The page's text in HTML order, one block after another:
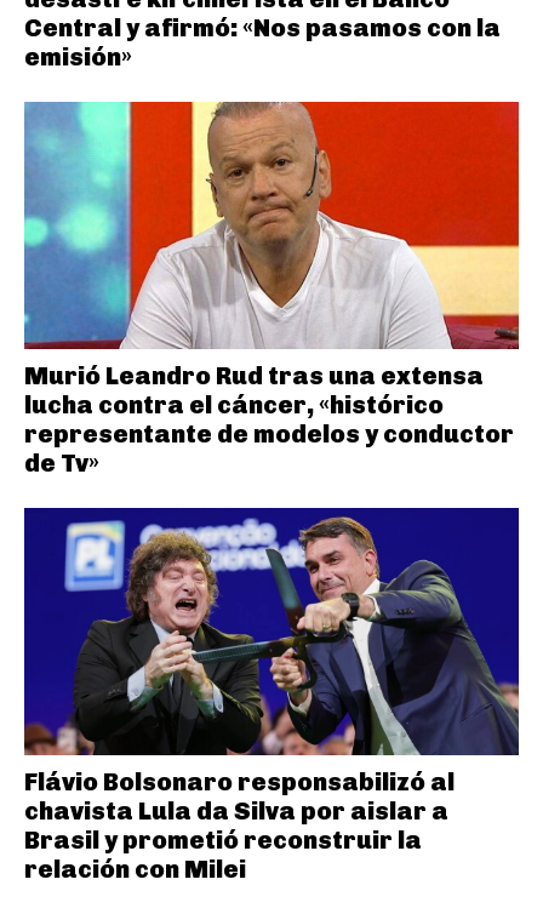
Central y afirmó: «Nos pasamos con la
emisión»
Murió Leandro Rud tras una extensa
lucha contra el cáncer, «histórico
representante de modelos y conductor
de Tv»
Flávio Bolsonaro responsabilizó al
chavista Lula da Silva por aislar a
Brasil y prometió reconstruir la
relación con Milei